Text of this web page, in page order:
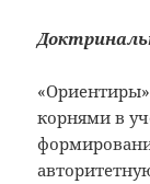
корнями в